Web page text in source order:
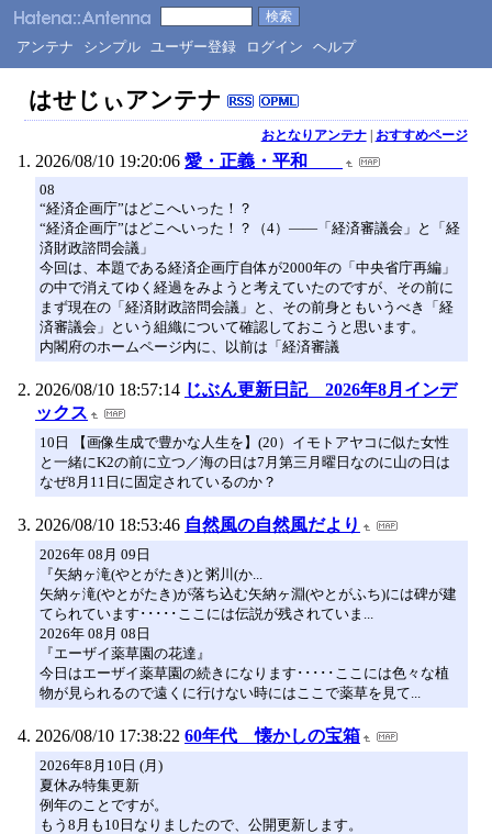
アンテナ シンプル ユーザー登録 ログイン ヘルプ
はせじぃアンテナ
おとなりアンテナ| おすすめページ
2026/08/10 19:20:06 愛・正義・平和
08
“経済企画庁”はどこへいった！？
“経済企画庁”はどこへいった！？（4）――「経済審議会」と「経
済財政諮問会議」
今回は、本題である経済企画庁自体が2000年の「中央省庁再編」
の中で消えてゆく経過をみようと考えていたのですが、その前に
まず現在の「経済財政諮問会議」と、その前身ともいうべき「経
済審議会」という組織について確認しておこうと思います。
内閣府のホームページ内に、以前は「経済審議
2026/08/10 18:57:14 じぶん更新日記 2026年8月インデ
ックス
10日 【画像生成で豊かな人生を】(20）イモトアヤコに似た女性
と一緒にK2の前に立つ／海の日は7月第三月曜日なのに山の日は
なぜ8月11日に固定されているのか？
2026/08/10 18:53:46 自然風の自然風だより
2026年 08月 09日
『矢納ヶ滝(やとがたき)と粥川(か...
矢納ヶ滝(やとがたき)が落ち込む矢納ヶ淵(やとがふち)には碑が建
てられています･････ここには伝説が残されていま...
2026年 08月 08日
『エーザイ薬草園の花達』
今日はエーザイ薬草園の続きになります･････ここには色々な植
物が見られるので遠くに行けない時にはここで薬草を見て...
2026/08/10 17:38:22 60年代 懐かしの宝箱
2026年8月10日 (月)
夏休み特集更新
例年のことですが。
もう8月も10日なりましたので、公開更新します。